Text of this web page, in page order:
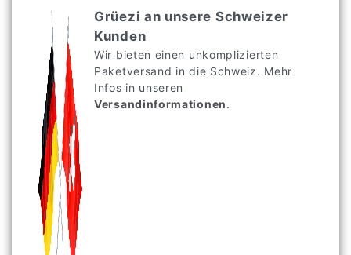
Grüezi an unsere Schweizer
Kunden
Wir bieten einen unkomplizierten
Paketversand in die Schweiz. Mehr
Infos in unseren
Versandinformationen.